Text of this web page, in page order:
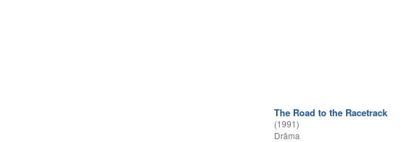
The Road to the Racetrack
(1991)
Drāma